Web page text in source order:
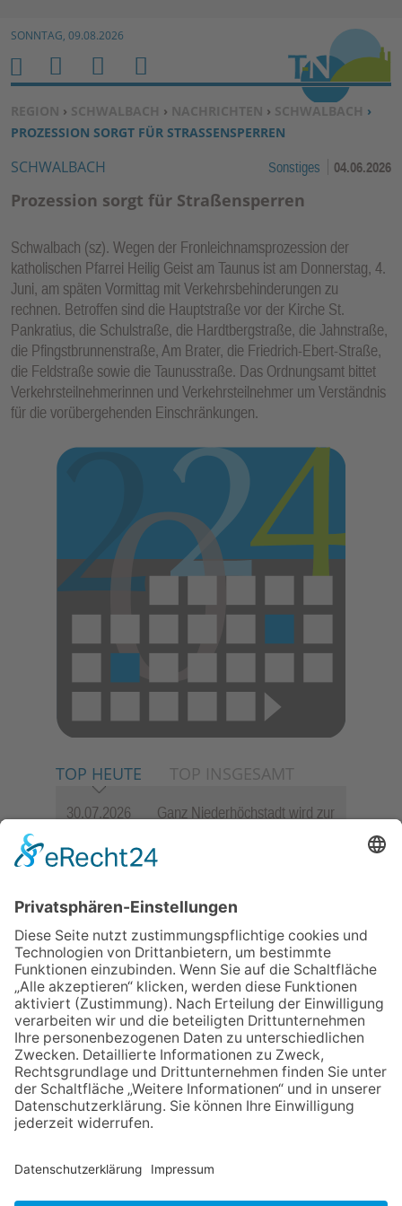
Zum Inhalt springen ↓
SONNTAG, 09.08.2026
SIE BEFINDEN SICH HIER:
REGION › SCHWALBACH › NACHRICHTEN › SCHWALBACH ›
PROZESSION SORGT FÜR STRASSENSPERREN
SCHWALBACH Sonstiges 04.06.2026
Prozession sorgt für Straßensperren
Schwalbach (sz). Wegen der Fronleichnamsprozession der
katholischen Pfarrei Heilig Geist am Taunus ist am Donnerstag, 4.
Juni, am späten Vormittag mit Verkehrsbehinderungen zu
rechnen. Betroffen sind die Hauptstraße vor der Kirche St.
Pankratius, die Schulstraße, die Hardtbergstraße, die Jahnstraße,
die Pfingstbrunnenstraße, Am Brater, die Friedrich-Ebert-Straße,
die Feldstraße sowie die Taunusstraße. Das Ordnungsamt bittet
Verkehrsteilnehmerinnen und Verkehrsteilnehmer um Verständnis
für die vorübergehenden Einschränkungen.
TOP HEUTE TOP INSGESAMT
30.07.2026
Ganz Niederhöchstadt wird zur
06.08.2026
Jugendchor Hochtaunus
Programm „Changes“
Sommerabend: Der Rettershof
lädt wieder zum Weinfest ein
06.08.2026
Hisamoto und Tölke begeistern
mit Werken von Walter
Wachsmuth
06.08.2026
„die 80er live“ – Die große
Stadiontour kommt nach
Frankfurt
H
O
M
E
M
E
N
U
S
U
C
H
E
N
B
E
N
Z
R
F
U
N
K
TI
O
N
E
N
NACH OBEN